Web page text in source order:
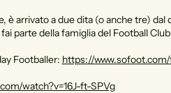
è arrivato a due dita (o anche tre) dal
parte della famiglia del Football
Footballer: https://
watch?v=16J-ft-SPVg